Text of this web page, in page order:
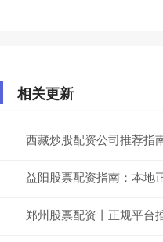
相关更新
西藏炒股配资公司推荐指
益阳股票配资指南：本地
郑州股票配资丨正规平台